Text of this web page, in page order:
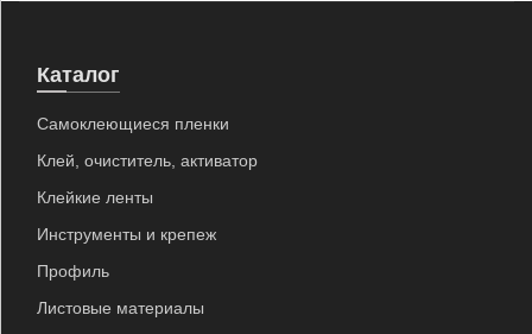
Каталог
Самоклеющиеся пленки
Клей, очиститель, активатор
Клейкие ленты
Инструменты и крепеж
Профиль
Листовые материалы